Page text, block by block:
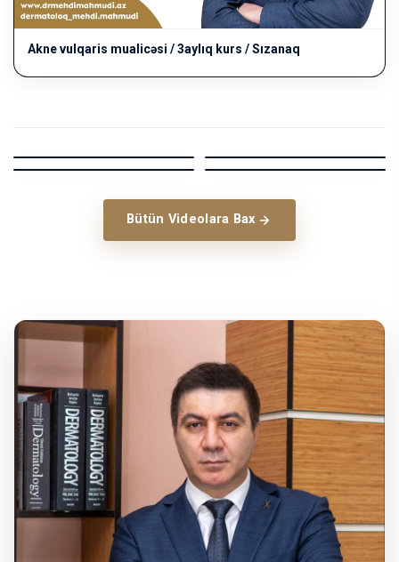
Akne vulqaris mualicəsi / 3aylıq kurs / Sızanaq
Bütün Videolara Bax